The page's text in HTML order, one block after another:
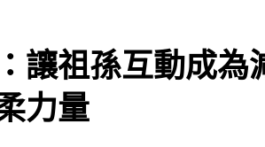
讓祖孫互動成為
力量